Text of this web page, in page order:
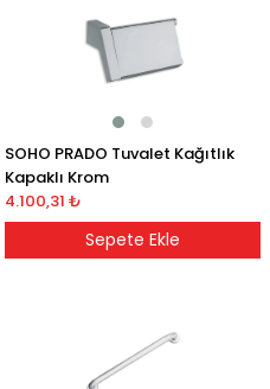
SOHO PRADO Tuvalet Kağıtlık
Kapaklı Krom
4.100,31 ₺
Sepete Ekle